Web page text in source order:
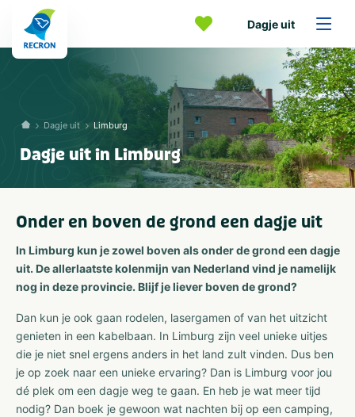
Dagje uit
Dagje uit Limburg
Dagje uit in Limburg
Onder en boven de grond een dagje uit
In Limburg kun je zowel boven als onder de grond een dagje
uit. De allerlaatste kolenmijn van Nederland vind je namelijk
nog in deze provincie. Blijf je liever boven de grond?
Dan kun je ook gaan rodelen, lasergamen of van het uitzicht
genieten in een kabelbaan. In Limburg zijn veel unieke uitjes
die je niet snel ergens anders in het land zult vinden. Dus ben
je op zoek naar een unieke ervaring? Dan is Limburg voor jou
dé plek om een dagje weg te gaan. En heb je wat meer tijd
nodig? Dan boek je gewoon wat nachten bij op een camping,